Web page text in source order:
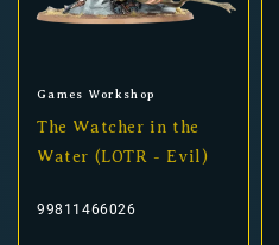
Anbieter:
Games Workshop
The Watcher in the
Water (LOTR - Evil)
99811466026